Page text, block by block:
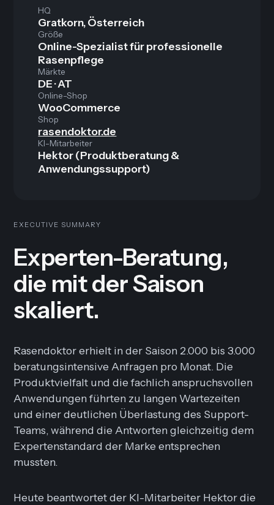
HQ
Gratkorn, Österreich
Größe
Online-Spezialist für professionelle
Rasenpflege
Märkte
DE · AT
Online-Shop
WooCommerce
Shop
rasendoktor.de
KI-Mitarbeiter
Hektor (Produktberatung &
Anwendungssupport)
EXECUTIVE SUMMARY
Experten-Beratung,
die mit der Saison
skaliert.
Rasendoktor erhielt in der Saison 2.000 bis 3.000
beratungsintensive Anfragen pro Monat. Die
Produktvielfalt und die fachlich anspruchsvollen
Anwendungen führten zu langen Wartezeiten
und einer deutlichen Überlastung des Support-
Teams, während die Antworten gleichzeitig dem
Expertenstandard der Marke entsprechen
mussten.
Heute beantwortet der KI-Mitarbeiter Hektor die